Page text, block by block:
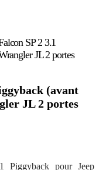
SP 2 3.1
JL 2 portes
(avant
JL 2 portes
Piggyback pour Jeep